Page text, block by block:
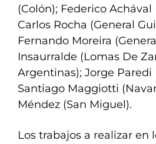
(Colón); Federico
Carlos Rocha (General
Fernando Moreira
Insaurralde (Lomas De
Argentinas); Jorge Paredi
Santiago Maggiotti
Méndez (San Miguel).
Los trabajos a realizar